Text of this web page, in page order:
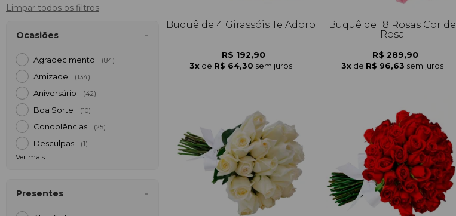
Limpar todos os filtros
Ocasiões
Agradecimento (84)
Amizade (134)
Aniversário (42)
Boa Sorte (10)
Condolências (25)
Desculpas (1)
Ver mais
Presentes
Buquê de 4 Girassóis Te Adoro
R$ 192,90
3x de R$ 64,30 sem juros
Buquê de 18 Rosas Cor de
Rosa
R$ 289,90
3x de R$ 96,63 sem juros